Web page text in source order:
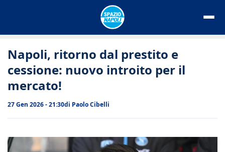
Napoli, ritorno dal prestito e
cessione: nuovo introito per il
mercato!
27 Gen 2026 - 21:30di Paolo Cibelli